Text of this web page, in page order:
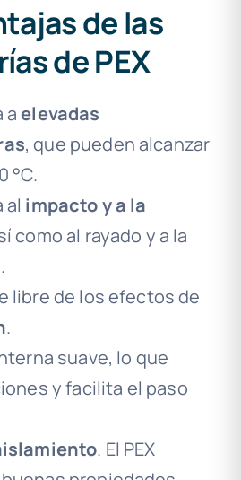
de las
de PEX
aelevadas
, que pueden alcanzar
°C.
al impacto y a la
como al rayado y a la
libre de los efectos de
.
suave, lo que
y facilita el paso
. El PEX